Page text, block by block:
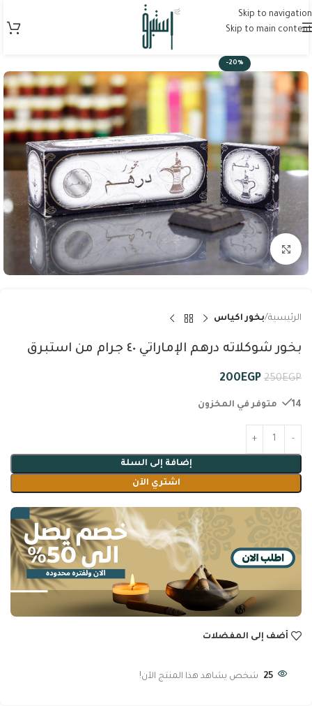
Skip to navigation
Skip to main content
-20%
Click to enlarge
الرئيسية بخور اكياس
بخور شوكلاته درهم الإماراتي ٤٠ جرام من استبرق
250EGP
200EGP
14 متوفر في المخزون
إضافة إلى السلة
اشتري الآن
أضف إلى المفضلات
25 شخص يشاهد هذا المنتج الآن!